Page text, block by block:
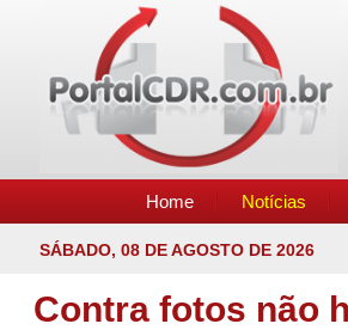
Home Notícias
Bem vindo. Você está no melhor e
Contra fotos não